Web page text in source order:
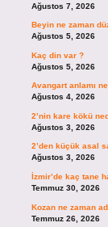
Ağustos 7, 2026
Beyin ne zaman
Ağustos 5, 2026
Kaç din var ?
Ağustos 5, 2026
Avangart anlamı
Ağustos 4, 2026
2’nin kare kökü
Ağustos 3, 2026
2’den küçük asal
Ağustos 3, 2026
İzmir’de kaç tane
Temmuz 30, 2026
Kozan ne zaman
Temmuz 26, 2026